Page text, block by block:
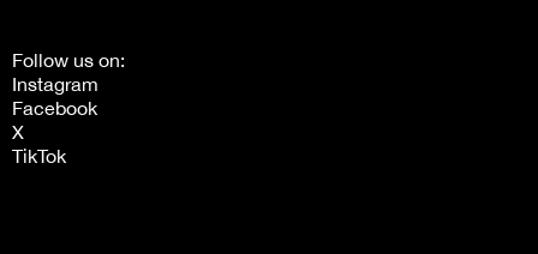
Follow us on:
Instagram
Facebook
X
TikTok